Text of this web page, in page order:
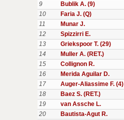
9
Bublik A. (9)
10
Faria J. (Q)
11
Munar J.
12
Spizzirri E.
13
Griekspoor T. (29)
14
Muller A. (RET.)
15
Collignon R.
16
Merida Aguilar D.
17
Auger-Aliassime F. (4)
18
Baez S. (RET.)
19
van Assche L.
20
Bautista-Agut R.